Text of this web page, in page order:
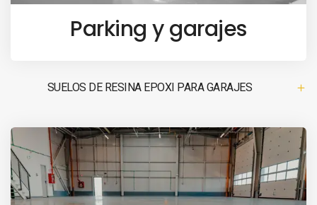
Parking y garajes
SUELOS DE RESINA EPOXI PARA GARAJES